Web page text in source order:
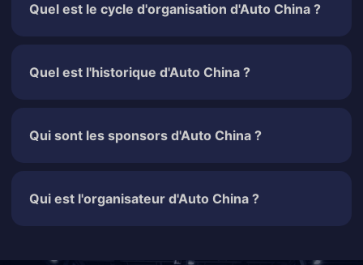
Quel est le cycle d'organisation d'Auto China ?
Quel est l'historique d'Auto China ?
Qui sont les sponsors d'Auto China ?
Qui est l'organisateur d'Auto China ?